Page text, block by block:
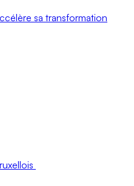
sa transformation